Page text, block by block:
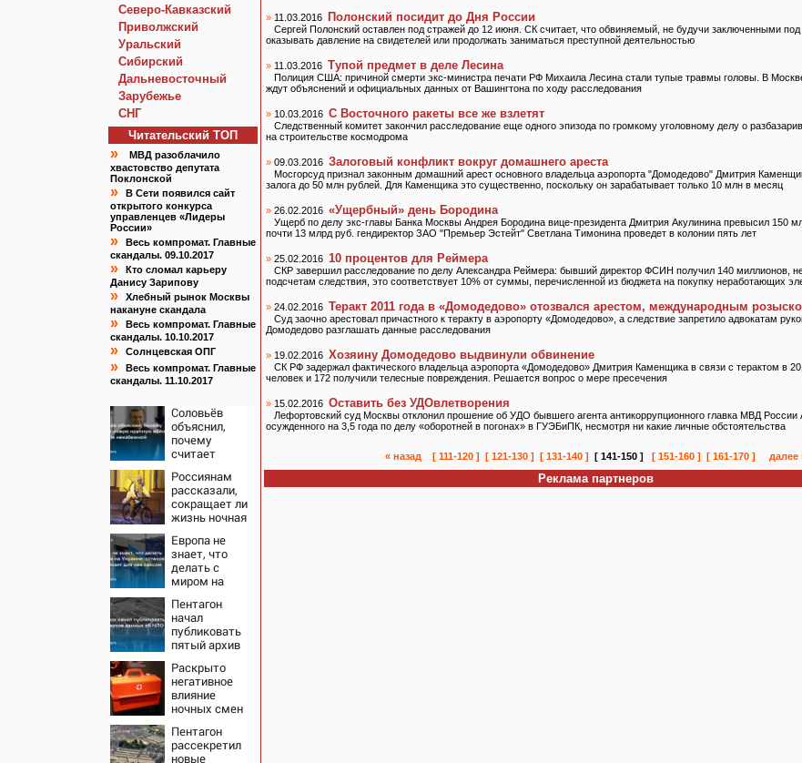
Северо-Кавказский
Приволжский
Уральский
Сибирский
Дальневосточный
Зарубежье
СНГ
Читательский TOП
»
МВД разоблачило
хвастовство депутата
Поклонской
»
В Сети появился сайт
открытого конкурса
управленцев «Лидеры
России»
»
Весь компромат. Главные
скандалы. 09.10.2017
»
Кто сломал карьеру
Данису Зарипову
»
Хлебный рынок Москвы
накануне скандала
»
Весь компромат. Главные
скандалы. 10.10.2017
» Солнцевская ОПГ
»
Весь компромат. Главные
скандалы. 11.10.2017
Соловьёв
объяснил,
почему
считает
крупную
войну в
Европе
неизбежной
Россиянам
рассказали,
сокращает ли
жизнь ночная
Европа не
знает, что
делать с
миром на
остановка
боев грозит
для нее
хаосом
Пентагон
начал
публиковать
пятый архив
НЛО
Раскрыто
негативное
влияние
ночных смен
человека
Пентагон
рассекретил
новые
» 11.03.2016 Полонский посидит до Дня России
Сергей Полонский оставлен под стражей до 12 июня. СК считает, что обвиняемый, не будучи заключенными под
оказывать давление на свидетелей или продолжать заниматься преступной деятельностью
» 11.03.2016 Тупой предмет в деле Лесина
Полиция США: причиной смерти экс-министра печати РФ Михаила Лесина стали тупые травмы головы. В
ждут объяснений и официальных данных от Вашингтона по ходу расследования
» 10.03.2016 С Восточного ракеты все же взлетят
Следственный комитет закончил расследование еще одного эпизода по громкому уголовному делу о
на строительстве космодрома
» 09.03.2016 Залоговый конфликт вокруг домашнего ареста
Мосгорсуд признал законным домашний арест основного владельца аэропорта "Домодедово" Дмитрия
залога до 50 млн рублей. Для Каменщика это существенно, поскольку он зарабатывает только 10 млн в месяц
» 26.02.2016 «Ущербный» день Бородина
Ущерб по делу экс-главы Банка Москвы Андрея Бородина вице-президента Дмитрия Акулинина превысил 150
почти 13 млрд руб. гендиректор ЗАО "Премьер Эстейт" Светлана Тимонина проведет в колонии пять лет
» 25.02.2016 10 процентов для Реймера
СКР завершил расследование по делу Александра Реймера: бывший директор ФСИН получил 140 миллионов,
подсчетам следствия, это соответствует 10% от суммы, перечисленной из бюджета на покупку неработающих
» 24.02.2016 Теракт 2011 года в «Домодедово» отозвался арестом, международным
Суд заочно арестовал причастного к теракту в аэропорту «Домодедово», а следствие запретило адвокатам
Домодедово разглашать данные расследования
» 19.02.2016 Хозяину Домодедово выдвинули обвинение
СК РФ задержал фактического владельца аэропорта «Домодедово» Дмитрия Каменщика в связи с терактом в
человек и 172 получили телесные повреждения. Решается вопрос о мере пресечения
» 15.02.2016 Оставить без УДОвлетворения
Лефортовский суд Москвы отклонил прошение об УДО бывшего агента антикоррупционного главка МВД России
осужденного на 3,5 года по делу «оборотней в погонах» в ГУЭБиПК, несмотря ни какие личные обстоятельства
« назад [ 111-120 ] [ 121-130 ] [ 131-140 ] [ 141-150 ] [ 151-160 ] [ 161-170 ] далее
Реклама партнеров